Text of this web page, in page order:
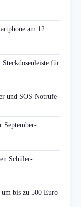
am 12.
für
und SOS-Notrufe
September-
Schüler-
um bis zu 500 Euro